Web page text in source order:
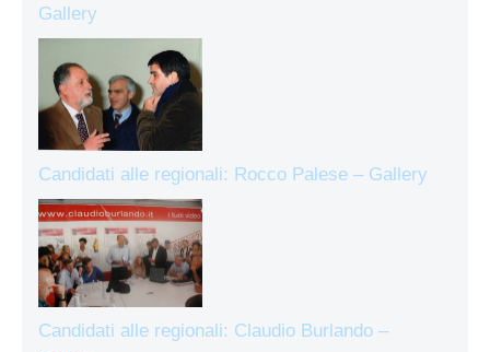
Gallery
Candidati alle regionali: Rocco Palese – Gallery
Candidati alle regionali: Claudio Burlando –